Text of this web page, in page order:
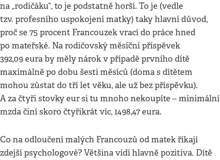
na „rodičáku“, to je podstatně horší. To je (vedle
tzv. profesního uspokojení matky) taky hlavní důvod,
proč se 75 procent Francouzek vrací do práce hned
po mateřské. Na rodičovský měsíční příspěvek
392,09 eura by měly nárok v případě prvního dítě
maximálně po dobu šesti měsíců (doma s dítětem
mohou zůstat do tří let věku, ale už bez příspěvku).
A za čtyři stovky eur si tu mnoho nekoupíte – minimální
mzda činí skoro čtyřikrát víc, 1498,47 eura.
Co na odloučení malých Francouzů od matek říkají
zdejší psychologové? Většina vidí hlavně pozitiva. Dítě